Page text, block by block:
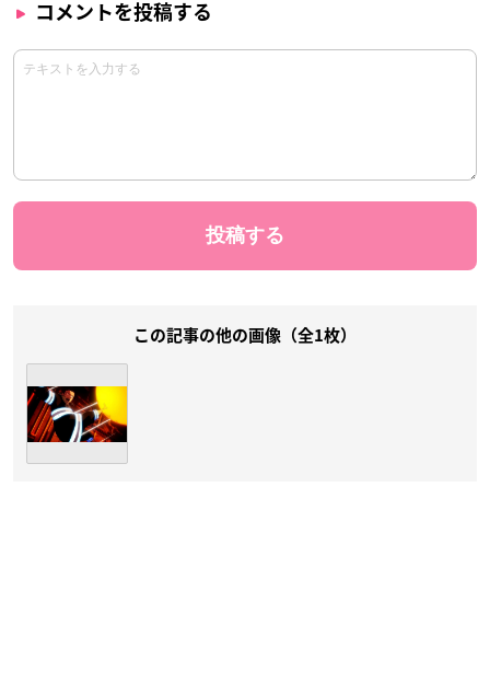
コメントを投稿する
この記事の他の画像（全1枚）